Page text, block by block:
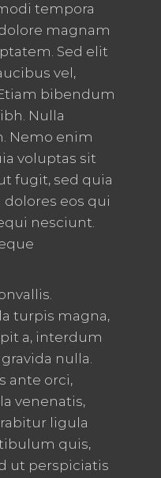
tempora
magnam
Sed elit
vel,
bibendum
Nulla
Nemo enim
voluptas sit
fugit, sed quia
eos qui
nesciunt.
turpis magna,
a, interdum
nulla.
ante orci,
venenatis,
ligula
quis,
ut perspiciatis